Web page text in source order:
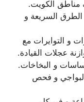
مناطق الكويت.
السريعة و
و التوايرات مع
عجلات القيادة.
و البخاخات.
و فحص